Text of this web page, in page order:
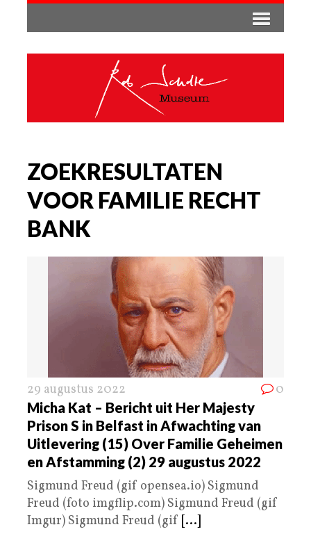
ZOEKRESULTATEN
VOOR FAMILIE RECHT
BANK
29 augustus 2022 0
Micha Kat – Bericht uit Her Majesty
Prison S in Belfast in Afwachting van
Uitlevering (15) Over Familie Geheimen
en Afstamming (2) 29 augustus 2022
Sigmund Freud (gif opensea.io) Sigmund
Freud (foto imgflip.com) Sigmund Freud (gif
Imgur) Sigmund Freud (gif [...]